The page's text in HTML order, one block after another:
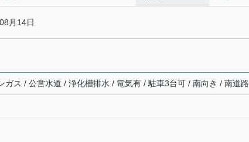
月14日
ガス / 公営水道 / 浄化槽排水 / 電気有 / 駐車3台可 / 南向き / 南道路